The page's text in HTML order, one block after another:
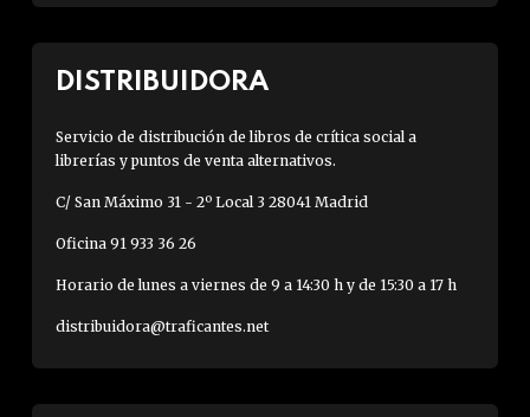
DISTRIBUIDORA
Servicio de distribución de libros de crítica social a
librerías y puntos de venta alternativos.
C/ San Máximo 31 - 2º Local 3 28041 Madrid
Oficina 91 933 36 26
Horario de lunes a viernes de 9 a 14:30 h y de 15:30 a 17 h
distribuidora@traficantes.net